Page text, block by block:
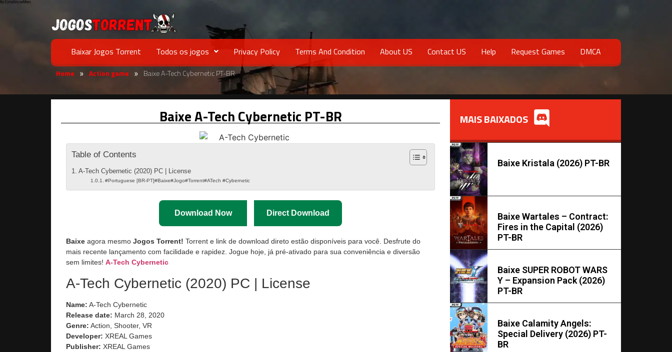
Baixar Jogos Torrent Todos os jogos Privacy Policy Terms And Condition About US Contact US Help Request Games DMCA
Home » Action game » Baixe A-Tech Cybernetic PT-BR
Baixe A-Tech Cybernetic PT-BR
Table of Contents
A-Tech Cybernetic (2020) PC | License
#Portuguese [BR-PT]#Baixe#Jogo#Torrent#ATech #Cybernetic
Download Now Direct Download
Baixe agora mesmo Jogos Torrent! Torrent e link de download direto estão disponíveis para você. Desfrute do
mais recente lançamento com facilidade e rapidez. Jogue hoje, já pré-ativado para sua conveniência e diversão
sem limites! A-Tech Cybernetic
A-Tech Cybernetic (2020) PC | License
Name: A-Tech Cybernetic
Release date: March 28, 2020
Genre: Action, Shooter, VR
Developer: XREAL Games
Publisher: XREAL Games
MAIS BAIXADOS
Baixe Kristala (2026) PT-BR
Baixe Wartales – Contract:
Fires in the Capital (2026)
PT-BR
Baixe SUPER ROBOT WARS
Y – Expansion Pack (2026)
PT-BR
Baixe Calamity Angels:
Special Delivery (2026) PT-
BR